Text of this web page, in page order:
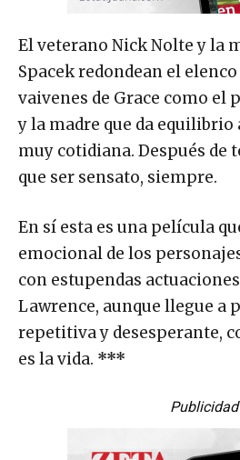
El veterano Nick Nolte y la
Spacek redondean el
vaivenes de Grace como el
y la madre que da equilibrio
muy cotidiana. Después de
que ser sensato, siempre.
En sí esta es una película
emocional de los
con estupendas
Lawrence, aunque llegue a
repetitiva y desesperante,
es la vida. ***
Publicidad